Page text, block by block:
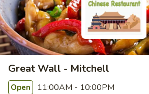
Great Wall - Mitchell
Open 11:00AM - 10:00PM